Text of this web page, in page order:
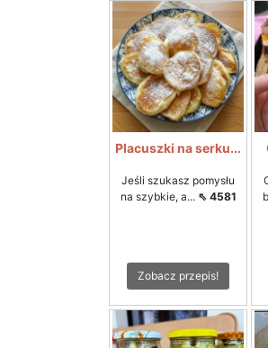
Placuszki na serku...
Jeśli szukasz pomysłu
na szybkie, a... ⇖ 4581
Zobacz przepis!